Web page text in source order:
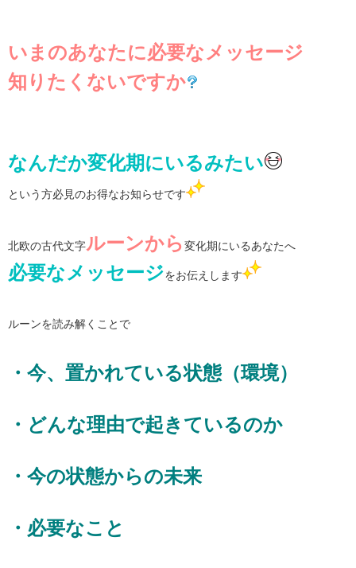
いまのあなたに必要なメッセージ
知りたくないですか
なんだか変化期にいるみたい
という方必見のお得なお知らせです
北欧の古代文字ルーンから 変化期にいるあなたへ
必要なメッセージをお伝えします
ルーンを読み解くことで
・今、置かれている状態（環境）
・どんな理由で起きているのか
・今の状態からの未来
・必要なこと